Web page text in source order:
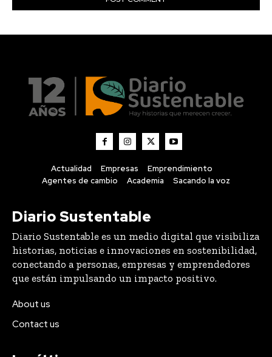
Actualidad Empresas
Emprendimiento
Agentes de cambio
Academia Sacando la voz
Diario Sustentable
Diario Sustentable es un medio digital que visibiliza
historias, noticias e innovaciones en sostenibilidad,
conectando a personas, empresas y emprendedores
que están impulsando un impacto positivo.
About us
Contact us